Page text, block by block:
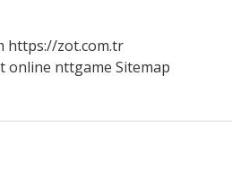
https://zot.com.tr
online nttgame Sitemap